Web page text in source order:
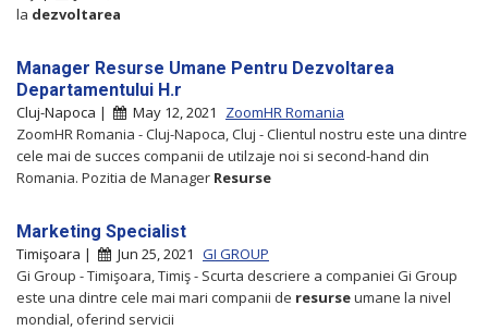
la dezvoltarea
Manager Resurse Umane Pentru Dezvoltarea
Departamentului H.r
Cluj-Napoca | May 12, 2021
ZoomHR Romania
ZoomHR Romania - Cluj-Napoca, Cluj - Clientul nostru este una dintre
cele mai de succes companii de utilzaje noi si second-hand din
Romania. Pozitia de Manager Resurse
Marketing Specialist
Timişoara | Jun 25, 2021 GI GROUP
Gi Group - Timişoara, Timiş - Scurta descriere a companiei Gi Group
este una dintre cele mai mari companii de resurseumane la nivel
mondial, oferind servicii